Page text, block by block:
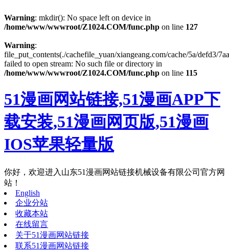
Warning: mkdir(): No space left on device in
/home/www/wwwroot/Z1024.COM/func.php on line 127
Warning:
file_put_contents(./cachefile_yuan/xiangeang.com/cache/5a/defd3/
failed to open stream: No such file or directory in
/home/www/wwwroot/Z1024.COM/func.php on line 115
51漫画网站链接,51漫画APP下
载安装,51漫画网页版,51漫画
IOS苹果轻量版
你好，欢迎进入山东51漫画网站链接机械设备有限公司官方网
站！
English
企业分站
收藏本站
在线留言
关于51漫画网站链接
联系51漫画网站链接